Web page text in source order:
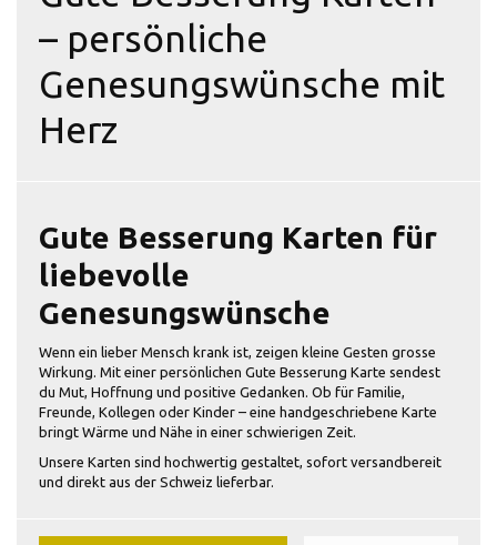
– persönliche
Genesungswünsche mit
Herz
Gute Besserung Karten für
liebevolle
Genesungswünsche
Wenn ein lieber Mensch krank ist, zeigen kleine Gesten grosse
Wirkung. Mit einer persönlichen Gute Besserung Karte sendest
du Mut, Hoffnung und positive Gedanken. Ob für Familie,
Freunde, Kollegen oder Kinder – eine handgeschriebene Karte
bringt Wärme und Nähe in einer schwierigen Zeit.
Unsere Karten sind hochwertig gestaltet, sofort versandbereit
und direkt aus der Schweiz lieferbar.